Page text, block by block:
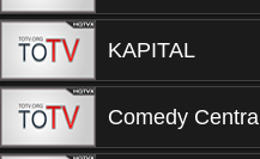
KAPITAL
Comedy Central